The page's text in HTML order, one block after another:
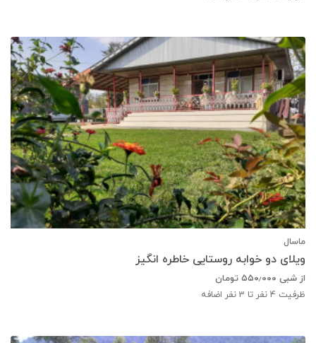
ماسال
ویلای دو خوابه روستایی خاطره انگیز
از شبی ۵۵۰٫۰۰۰ تومان
ظرفیت 4 نفر تا 3 نفر اضافه